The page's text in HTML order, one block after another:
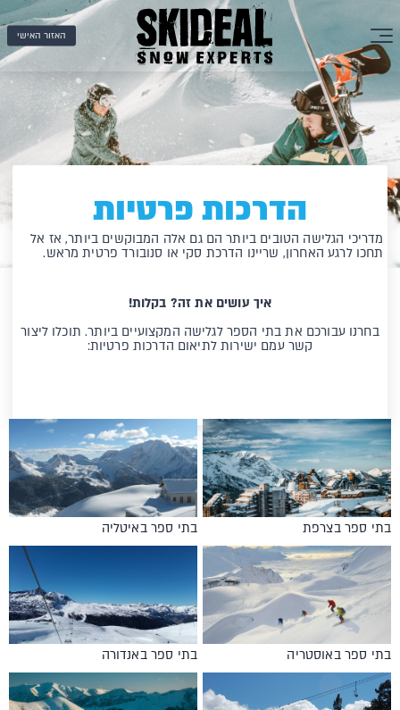
האזור האישי
הדרכות פרטיות
מדריכי הגלישה הטובים ביותר הם גם אלה המבוקשים ביותר, אז אל
תחכו לרגע האחרון, שריינו הדרכת סקי או סנובורד פרטית מראש.
איך עושים את זה? בקלות!
בחרנו עבורכם את בתי הספר לגלישה המקצועיים ביותר. תוכלו ליצור
קשר עמם ישירות לתיאום הדרכות פרטיות:
בתי ספר בצרפת בתי ספר באיטליה
בתי ספר באוסטריה בתי ספר באנדורה